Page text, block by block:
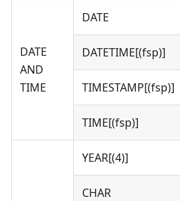
DATE
AND
TIME
DATE
DATETIME[(fsp)]
TIMESTAMP[(fsp)]
TIME[(fsp)]
YEAR[(4)]
CHAR